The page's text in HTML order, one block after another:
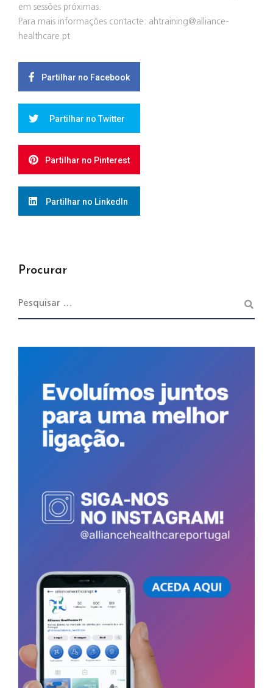
em sessões próximas.
Para mais informações contacte: ahtraining@alliance-
healthcare.pt
Partilhar no Facebook
Partilhar no Twitter
Partilhar no Pinterest
Partilhar no LinkedIn
Procurar